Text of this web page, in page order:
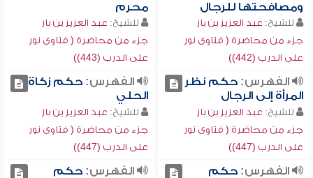
ومصافحتها للرجال
للشيخ: عبد العزيز بن باز
جزء من محاضرة ( فتاوى نور
على الدرب (442))
محرم
للشيخ: عبد العزيز بن باز
جزء من محاضرة ( فتاوى نور
على الدرب (443))
الفهرس:حكم نظر
المرأة إلى الرجال
للشيخ: عبد العزيز بن باز
جزء من محاضرة ( فتاوى نور
على الدرب (447))
الفهرس:حكم زكاة
الحلي
للشيخ: عبد العزيز بن باز
جزء من محاضرة ( فتاوى نور
على الدرب (447))
الفهرس:حكم
الفهرس:حكم